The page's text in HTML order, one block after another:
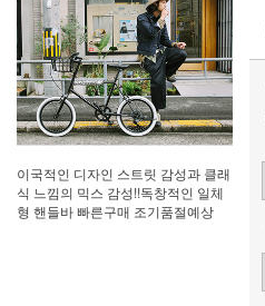
이국적인 디자인 스트릿 감성과 클래
식 느낌의 믹스 감성!!독창적인 일체
형 핸들바 빠른구매 조기품절예상